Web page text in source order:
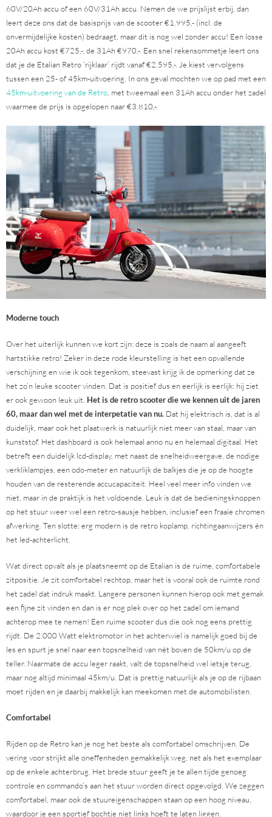
60V/20Ah accu of een 60V/31Ah accu. Nemen de we prijslijst erbij, dan
leert deze ons dat de basisprijs van de scooter €1.995,- (incl. de
onvermijdelijke kosten) bedraagt, maar dit is nog wel zonder accu! Een losse
20Ah accu kost €725,-, de 31Ah €970,-. Een snel rekensommetje leert ons
dat je de Etalian Retro ‘rijklaar’ rijdt vanaf €2.595,-. Je kiest vervolgens
tussen een 25- of 45km-uitvoering. In ons geval mochten we op pad met een
45km-uitvoering van de Retro , met tweemaal een 31Ah accu onder het zadel
waarmee de prijs is opgelopen naar €3.810,-.
Moderne touch
Over het uiterlijk kunnen we kort zijn: deze is zoals de naam al aangeeft
hartstikke retro! Zeker in deze rode kleurstelling is het een opvallende
verschijning en wie ik ook tegenkom, steevast krijg ik de opmerking dat ze
het zo’n leuke scooter vinden. Dat is positief dus en eerlijk is eerlijk: hij ziet
er ook gewoon leuk uit. Het is de retro scooter die we kennen uit de jaren
60, maar dan wel met de interpetatie van nu. Dat hij elektrisch is, dat is al
duidelijk, maar ook het plaatwerk is natuurlijk niet meer van staal, maar van
kunststof. Het dashboard is ook helemaal anno nu en helemaal digitaal. Het
betreft een duidelijk lcd-display, met naast de snelheidweergave, de nodige
verkliklampjes, een odo-meter en natuurlijk de balkjes die je op de hoogte
houden van de resterende accucapaciteit. Heel veel meer info vinden we
niet, maar in de praktijk is het voldoende. Leuk is dat de bedieningsknoppen
op het stuur weer wel een retro-sausje hebben, inclusief een fraaie chromen
afwerking. Ten slotte: erg modern is de retro koplamp, richtingaanwijzers én
het led-achterlicht.
Wat direct opvalt als je plaatsneemt op de Etalian is de ruime, comfortabele
zitpositie. Je zit comfortabel rechtop, maar het is vooral ook de ruimte rond
het zadel dat indruk maakt. Langere personen kunnen hierop ook met gemak
een fijne zit vinden en dan is er nog plek over op het zadel om iemand
achterop mee te nemen! Een ruime scooter dus die ook nog eens prettig
rijdt. De 2.000 Watt elektromotor in het achterwiel is namelijk goed bij de
les en spurt je snel naar een topsnelheid van nét boven de 50km/u op de
teller. Naarmate de accu leger raakt, valt de topsnelheid wel ietsje terug,
maar nog altijd minimaal 45km/u. Dat is prettig natuurlijk als je op de rijbaan
moet rijden en je daarbij makkelijk kan meekomen met de automobilisten.
Comfortabel
Rijden op de Retro kan je nog het beste als comfortabel omschrijven. De
vering voor strijkt alle oneffenheden gemakkelijk weg, net als het exemplaar
op de enkele achterbrug. Het brede stuur geeft je te allen tijde genoeg
controle en commando’s aan het stuur worden direct opgevolgd. We zeggen
comfortabel, maar ook de stuureigenschappen staan op een hoog niveau,
waardoor je een sportief bochtje niet links hoeft te laten liggen.